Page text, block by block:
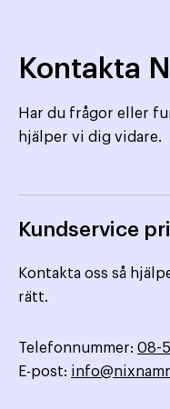
Kontakta
Har du frågor eller
hjälper vi dig vidare.
Kundservice
Kontakta oss så
rätt.
Telefonnummer: 08-
E-post: